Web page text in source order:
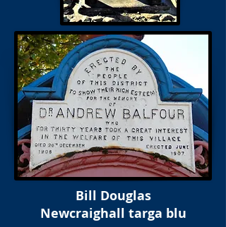
Bill Douglas
Newcraighall targa blu